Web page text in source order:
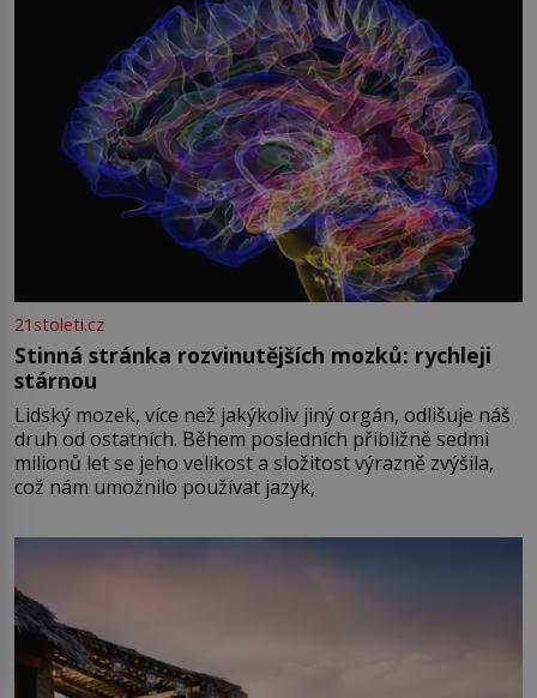
21stoleti.cz
Stinná stránka rozvinutějších mozků: rychleji
stárnou
Lidský mozek, více než jakýkoliv jiný orgán, odlišuje náš
druh od ostatních. Během posledních přibližně sedmi
milionů let se jeho velikost a složitost výrazně zvýšila,
což nám umožnilo používat jazyk,